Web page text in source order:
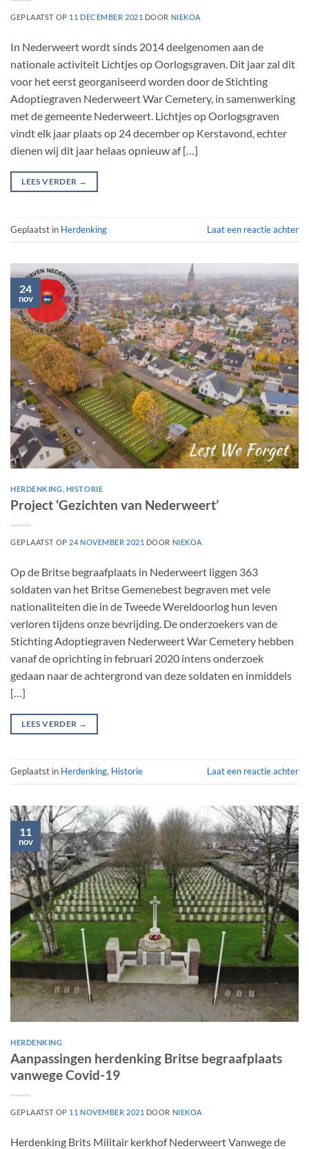
GEPLAATST OP 11 DECEMBER 2021 DOOR NIEKOA
In Nederweert wordt sinds 2014 deelgenomen aan de
nationale activiteit Lichtjes op Oorlogsgraven. Dit jaar zal dit
voor het eerst georganiseerd worden door de Stichting
Adoptiegraven Nederweert War Cemetery, in samenwerking
met de gemeente Nederweert. Lichtjes op Oorlogsgraven
vindt elk jaar plaats op 24 december op Kerstavond, echter
dienen wij dit jaar helaas opnieuw af […]
LEES VERDER →
Geplaatst in Herdenking Laat een reactie achter
24
nov
HERDENKING HISTORIE
Project ‘Gezichten van Nederweert’
GEPLAATST OP 24 NOVEMBER 2021 DOOR NIEKOA
Op de Britse begraafplaats in Nederweert liggen 363
soldaten van het Britse Gemenebest begraven met vele
nationaliteiten die in de Tweede Wereldoorlog hun leven
verloren tijdens onze bevrijding. De onderzoekers van de
Stichting Adoptiegraven Nederweert War Cemetery hebben
vanaf de oprichting in februari 2020 intens onderzoek
gedaan naar de achtergrond van deze soldaten en inmiddels
[…]
LEES VERDER →
Geplaatst in Herdenking, Historie Laat een reactie achter
11
nov
HERDENKING
Aanpassingen herdenking Britse begraafplaats
vanwege Covid-19
GEPLAATST OP 11 NOVEMBER 2021 DOOR NIEKOA
Herdenking Brits Militair kerkhof Nederweert Vanwege de